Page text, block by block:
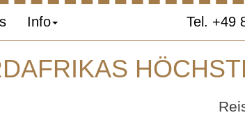
Info Tel. +49